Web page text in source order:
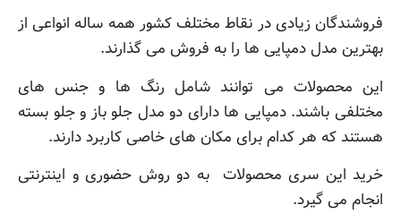
فروشندگان زیادی در نقاط مختلف کشور همه ساله انواعی از
بهترین مدل دمپایی ها را به فروش می گذارند.
این محصولات می توانند شامل رنگ ها و جنس های
مختلفی باشند. دمپایی ها دارای دو مدل جلو باز و جلو بسته
هستند که هر کدام برای مکان های خاصی کاربرد دارند.
خرید این سری محصولات به دو روش حضوری و اینترنتی
انجام می گیرد.